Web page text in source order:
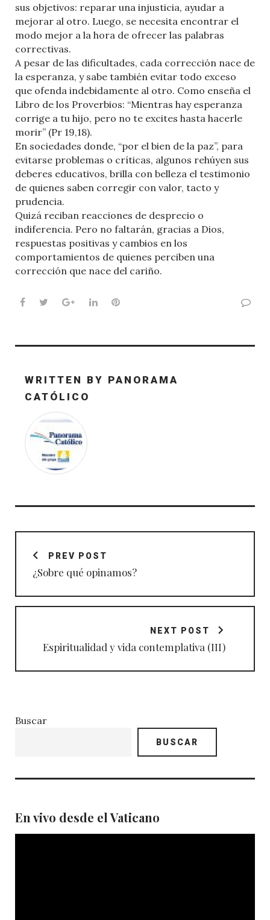
sus objetivos: reparar una injusticia, ayudar a
mejorar al otro. Luego, se necesita encontrar el
modo mejor a la hora de ofrecer las palabras
correctivas.
A pesar de las dificultades, cada corrección nace de
la esperanza, y sabe también evitar todo exceso
que ofenda indebidamente al otro. Como enseña el
Libro de los Proverbios: “Mientras hay esperanza
corrige a tu hijo, pero no te excites hasta hacerle
morir” (Pr 19,18).
En sociedades donde, “por el bien de la paz”, para
evitarse problemas o críticas, algunos rehúyen sus
deberes educativos, brilla con belleza el testimonio
de quienes saben corregir con valor, tacto y
prudencia.
Quizá reciban reacciones de desprecio o
indiferencia. Pero no faltarán, gracias a Dios,
respuestas positivas y cambios en los
comportamientos de quienes perciben una
corrección que nace del cariño.
Facebook
TwitterGoogle+LinkedInPinterest
WRITTEN BY PANORAMA
CATÓLICO
Navegación
entradasPREV POST
¿Sobre qué opinamos?
NEXT POST
Espiritualidad y vida contemplativa (III)
Buscar
BUSCAR
En vivo desde el Vaticano